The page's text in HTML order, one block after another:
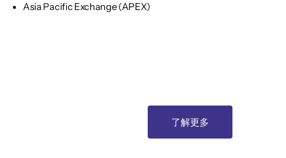
Asia Pacific Exchange (APEX)
了解更多